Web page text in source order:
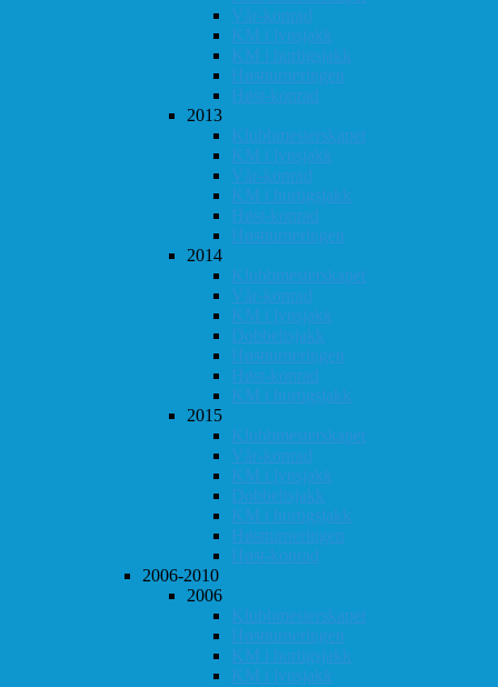
Vår-konrad
KM i lynsjakk
KM i hurtigsjakk
Høstturneringen
Høst-konrad
2013
Klubbmesterskapet
KM i lynsjakk
Vår-konrad
KM i hurtigsjakk
Høst-konrad
Høstturneringen
2014
Klubbmesterskapet
Vår-konrad
KM i lynsjakk
Dobbeltsjakk
Høstturneringen
Høst-konrad
KM i hurtigsjakk
2015
Klubbmesterskapet
Vår-konrad
KM i lynsjakk
Dobbeltsjakk
KM i hurtigsjakk
Høstturneringen
Høst-konrad
2006-2010
2006
Klubbmesterskapet
Høstturneringen
KM i hurtigsjakk
KM i lynsjakk